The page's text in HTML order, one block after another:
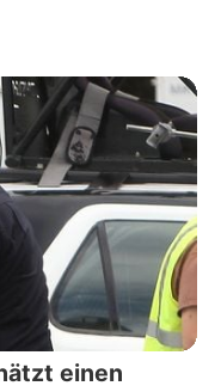
einen